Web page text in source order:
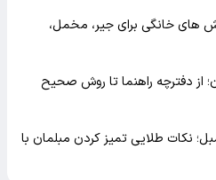
های خانگی برای جیر، مخمل،
از دفترچه راهنما تا روش صحیح
نکات طلایی تمیز کردن مبلمان با